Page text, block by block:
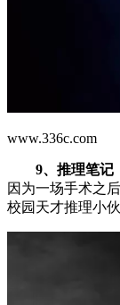
www.336c.com
9、推理笔记
因为一场手术之
校园天才推理小